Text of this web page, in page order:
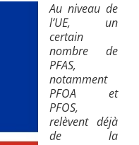
Au niveau de
l’UE, un
certain
nombre de
PFAS,
notamment
PFOA et
PFOS,
relèvent déjà
de la